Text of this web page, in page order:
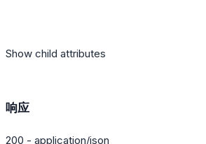
Show child attributes
响应
200 - application/json